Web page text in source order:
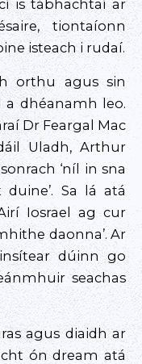
is tábhachtaí ar
tiontaíonn
isteach i rudaí.
orthu agus sin
a dhéanamh leo.
Dr Feargal Mac
Uladh, Arthur
‘níl in sna
Sa lá atá
Iosrael ag cur
daonna’. Ar
dúinn go
seachas
agus diaidh ar
ón dream atá